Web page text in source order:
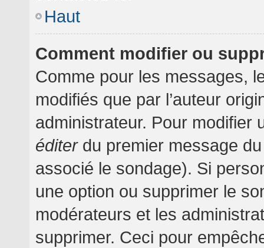
Haut
Comment modifier ou
Comme pour les messages,
modifiés que par l’auteur
administrateur. Pour modifier
éditerdu premier message
associé le sondage). Si
une option ou supprimer le
modérateurs et les
supprimer. Ceci pour